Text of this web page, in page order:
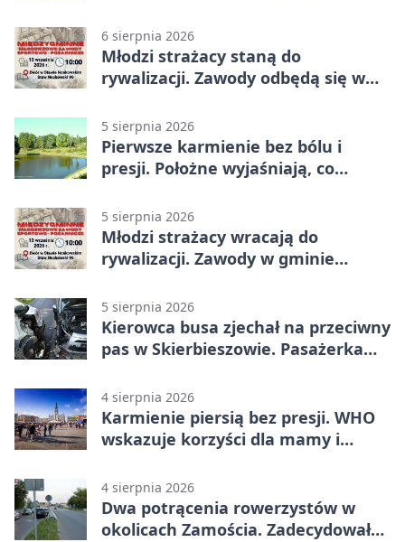
6 sierpnia 2026
Młodzi strażacy staną do
rywalizacji. Zawody odbędą się w
5 sierpnia 2026
Pierwsze karmienie bez bólu i
presji. Położne wyjaśniają, co
5 sierpnia 2026
Młodzi strażacy wracają do
rywalizacji. Zawody w gminie
5 sierpnia 2026
Kierowca busa zjechał na przeciwny
pas w Skierbieszowie. Pasażerka
4 sierpnia 2026
Karmienie piersią bez presji. WHO
wskazuje korzyści dla mamy i
4 sierpnia 2026
Dwa potrącenia rowerzystów w
okolicach Zamościa. Zadecydowało